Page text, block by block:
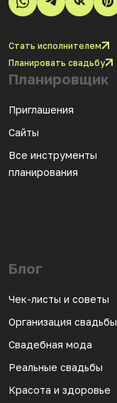
Стать исполнителем
Планировать свадьбу
Планировщик
Приглашения
Сайты
Все инструменты
планирования
Блог
Чек-листы и советы
Организация свадьбы
Свадебная мода
Реальные свадьбы
Красота и здоровье